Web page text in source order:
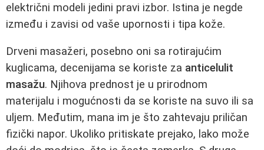
električni modeli jedini pravi izbor. Istina je negde
između i zavisi od vaše upornosti i tipa kože.
Drveni masažeri, posebno oni sa rotirajućim
kuglicama, decenijama se koriste za anticelulit
masažu. Njihova prednost je u prirodnom
materijalu i mogućnosti da se koriste na suvo ili sa
uljem. Međutim, mana im je što zahtevaju priličan
fizički napor. Ukoliko pritiskate prejako, lako može